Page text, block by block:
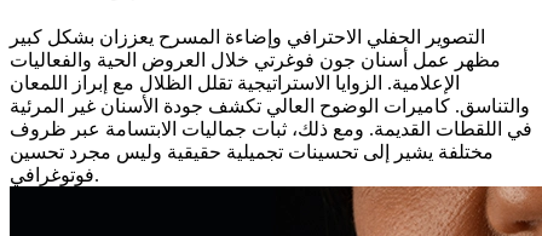
التصوير الحفلي الاحترافي وإضاءة المسرح يعززان بشكل كبير
مظهر عمل أسنان جون فوغرتي خلال العروض الحية والفعاليات
الإعلامية. الزوايا الاستراتيجية تقلل الظلال مع إبراز اللمعان
والتناسق. كاميرات الوضوح العالي تكشف جودة الأسنان غير المرئية
في اللقطات القديمة. ومع ذلك، ثبات جماليات الابتسامة عبر ظروف
مختلفة يشير إلى تحسينات تجميلية حقيقية وليس مجرد تحسين
فوتوغرافي.